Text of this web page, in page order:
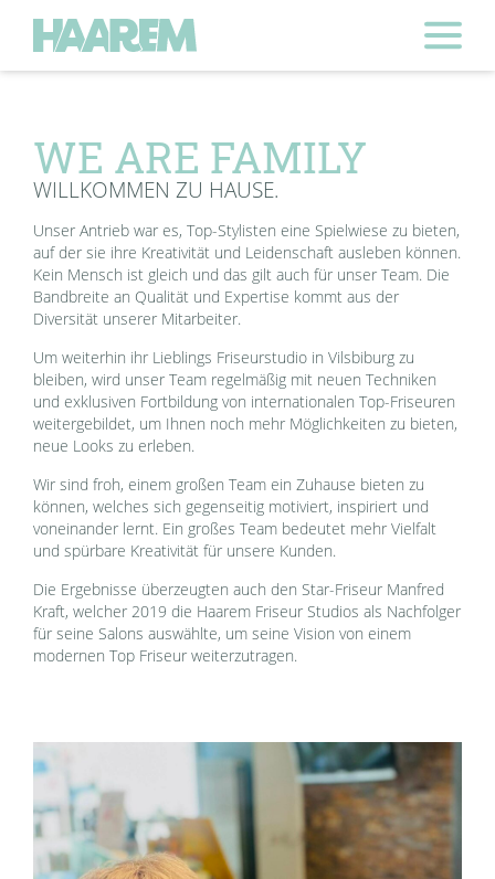
WE ARE FAMILY
WILLKOMMEN ZU HAUSE.
Unser Antrieb war es, Top-Stylisten eine Spielwiese zu bieten,
auf der sie ihre Kreativität und Leidenschaft ausleben können.
Kein Mensch ist gleich und das gilt auch für unser Team. Die
Bandbreite an Qualität und Expertise kommt aus der
Diversität unserer Mitarbeiter.
Um weiterhin ihr Lieblings Friseurstudio in Vilsbiburg zu
bleiben, wird unser Team regelmäßig mit neuen Techniken
und exklusiven Fortbildung von internationalen Top-Friseuren
weitergebildet, um Ihnen noch mehr Möglichkeiten zu bieten,
neue Looks zu erleben.
Wir sind froh, einem großen Team ein Zuhause bieten zu
können, welches sich gegenseitig motiviert, inspiriert und
voneinander lernt. Ein großes Team bedeutet mehr Vielfalt
und spürbare Kreativität für unsere Kunden.
Die Ergebnisse überzeugten auch den Star-Friseur Manfred
Kraft, welcher 2019 die Haarem Friseur Studios als Nachfolger
für seine Salons auswählte, um seine Vision von einem
modernen Top Friseur weiterzutragen.